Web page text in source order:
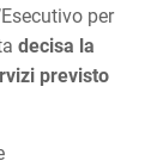
per
decisa la
previsto